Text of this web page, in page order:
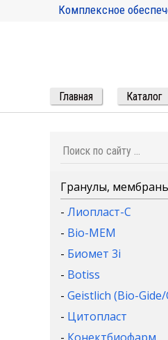
Комплексное
Главная Каталог
Гранулы,
- Лиопласт-С
- Bio-MEM
- Биомет 3i
- Botiss
- Geistlich (Bio-Gide/
- Цитопласт